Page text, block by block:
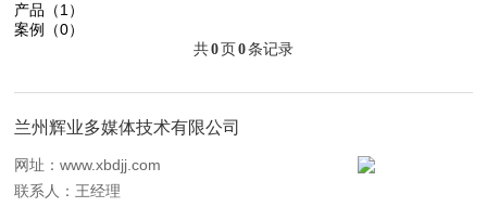
产品（1）
案例（0）
共0页 0条记录
兰州辉业多媒体技术有限公司
网址：www.xbdjj.com
联系人：王经理